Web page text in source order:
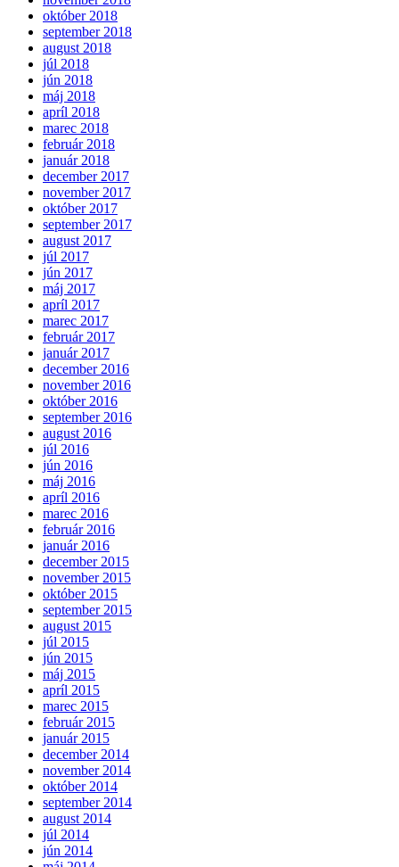
október 2018
september 2018
august 2018
júl 2018
jún 2018
máj 2018
apríl 2018
marec 2018
február 2018
január 2018
december 2017
november 2017
október 2017
september 2017
august 2017
júl 2017
jún 2017
máj 2017
apríl 2017
marec 2017
február 2017
január 2017
december 2016
november 2016
október 2016
september 2016
august 2016
júl 2016
jún 2016
máj 2016
apríl 2016
marec 2016
február 2016
január 2016
december 2015
november 2015
október 2015
september 2015
august 2015
júl 2015
jún 2015
máj 2015
apríl 2015
marec 2015
február 2015
január 2015
december 2014
november 2014
október 2014
september 2014
august 2014
júl 2014
jún 2014